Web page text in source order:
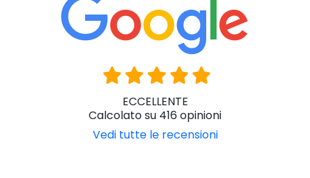
ECCELLENTE
Calcolato su 416 opinioni
Vedi tutte le recensioni